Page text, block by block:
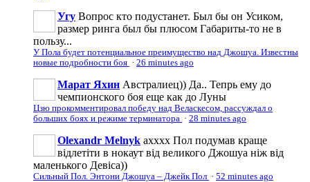
Угу Вопрос кто подустанет. Был бы он Усиком,
размер ринга был бы плюсом Габариты-то не в
пользу...
У Пола будет потенциальное преимущество над Джошуа. Известны
новые подробности боя · 26 minutes ago
Марат Яхин Австралиец)) Да.. Тепрь ему до
чемпионского боя еще как до Луны
Цзю прокомментировал победу над Веласкесом, рассуждал о
больших боях и режиме терминатора · 28 minutes ago
Olexandr Melnyk ахххх Пол подумав краще
відлетіти в нокаут від великого Джошуа ніж від
маленького Девіса))
Сильный Пол. Энтони Джошуа – Джейк Пол · 52 minutes ago